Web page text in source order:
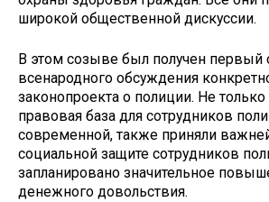
широкой общественной дискуссии.
В этом созыве был получен первый
всенародного обсуждения
законопроекта о полиции. Не
правовая база для сотрудников
современной, также приняли
социальной защите сотрудников
запланировано значительное
денежного довольствия.